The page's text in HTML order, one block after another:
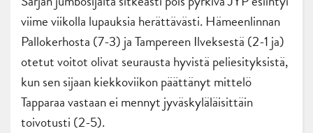
viime viikolla lupauksia herättävästi. Hämeenlinnan
Pallokerhosta (7-3) ja Tampereen Ilveksestä (2-1 ja)
otetut voitot olivat seurausta hyvistä peliesityksistä,
kun sen sijaan kiekkoviikon päättänyt mittelö
Tapparaa vastaan ei mennyt jyväskyläläisittäin
toivotusti (2-5).